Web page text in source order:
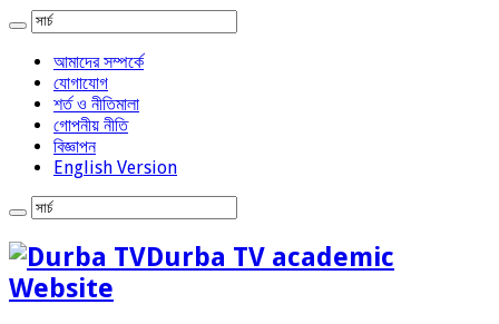
আমাদের সম্পর্কে
যোগাযোগ
শর্ত ও নীতিমালা
গোপনীয় নীতি
বিজ্ঞাপন
English Version
Durba TV academic
Website